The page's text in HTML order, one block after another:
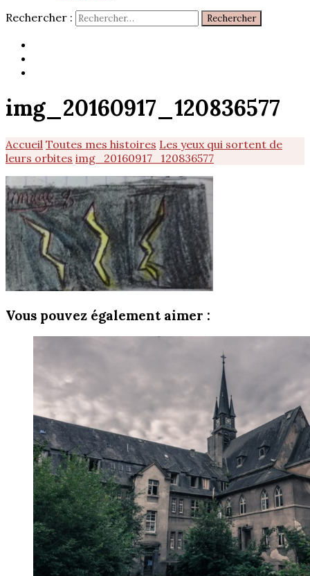
Rechercher :
img_20160917_120836577
Accueil Toutes mes histoires Les yeux qui sortent de
leurs orbites img_20160917_120836577
Vous pouvez également aimer :